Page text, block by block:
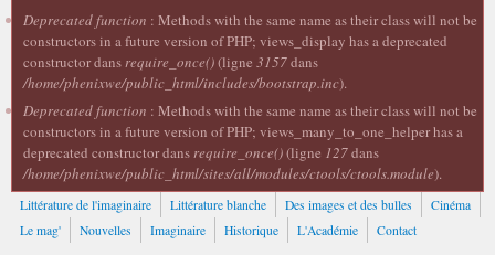
Deprecated function : Methods with the same name as their class will not be
constructors in a future version of PHP; views_display has a deprecated
constructor dansrequire_once()(ligne 3157dans
/home/phenixwe/public_html/includes/bootstrap.inc).
Deprecated function : Methods with the same name as their class will not be
constructors in a future version of PHP; views_many_to_one_helper has a
deprecated constructor dansrequire_once()(ligne 127dans
/home/phenixwe/public_html/sites/all/modules/ctools/ctools.module).
Littérature de l'imaginaire Littérature blanche Des images et des bulles
Cinéma
Le mag'
Nouvelles Imaginaire Historique L'Académie Contact